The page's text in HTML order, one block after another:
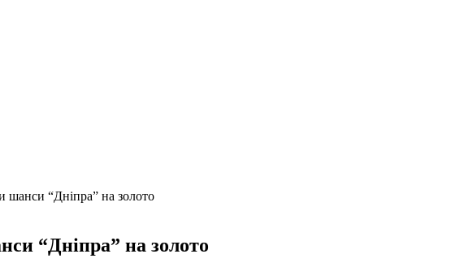
шанси “Дніпра” на золото
“Дніпра” на золото